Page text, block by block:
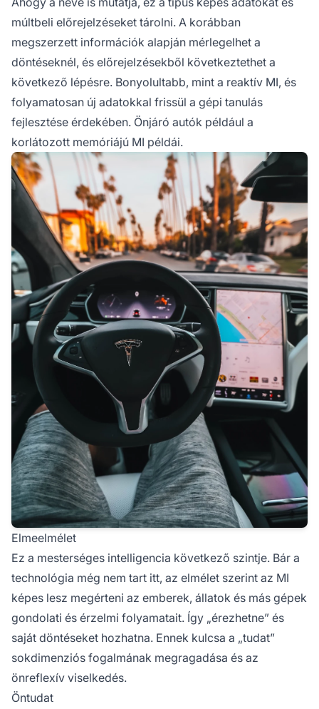
múltbeli előrejelzéseket tárolni. A korábban
megszerzett információk alapján mérlegelhet a
döntéseknél, és előrejelzésekből következtethet a
következő lépésre. Bonyolultabb, mint a reaktív MI, és
folyamatosan új adatokkal frissül a gépi tanulás
fejlesztése érdekében. Önjáró autók például a
korlátozott memóriájú MI példái.
Elmeelmélet
Ez a mesterséges intelligencia következő szintje. Bár a
technológia még nem tart itt, az elmélet szerint az MI
képes lesz megérteni az emberek, állatok és más gépek
gondolati és érzelmi folyamatait. Így „érezhetne” és
saját döntéseket hozhatna. Ennek kulcsa a „tudat”
sokdimenziós fogalmának megragadása és az
önreflexív viselkedés.
Öntudat